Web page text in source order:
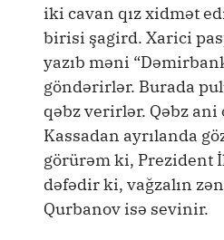
iki cavan qız xidmət
birisi şagird. Xarici
yazıb məni
göndərirlər. Burada
qəbz verirlər. Qəbz
Kassadan ayrılanda
görürəm ki, Prezident
dəfədir ki, vağzalın
Qurbanov isə sevinir.